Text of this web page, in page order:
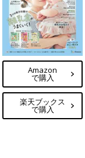
Amazon
で購入
楽天ブックス
で購入